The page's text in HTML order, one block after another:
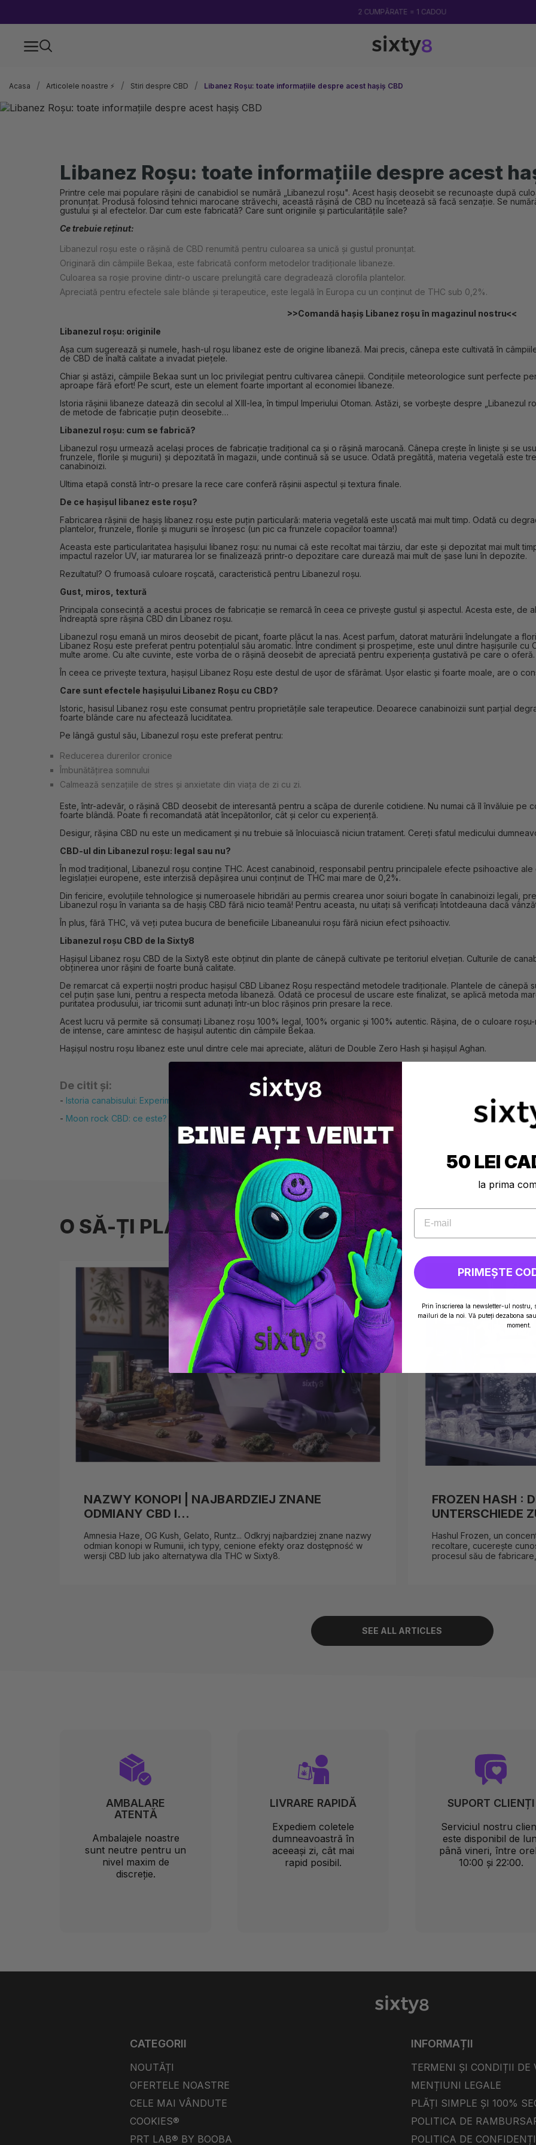
2 CUMPĂRATE = 1 CADOU
Acasa Articolele noastre ⚡ Stiri despre CBD Libanez Roșu: toate informațiile despre acest hașiș CBD
Libanez Roșu: toate informațiile despre acest
Printre cele mai populare rășini de canabidiol se numără „Libanezul roșu". Acest hașiș deosebit se recunoaște după
pronunțat. Produsă folosind tehnici marocane străvechi, această rășină de CBD nu încetează să facă senzație. Se
gustului și al efectelor. Dar cum este fabricată? Care sunt originile și particularitățile sale?
Ce trebuie reținut:
Libanezul roșu este o rășină de CBD renumită pentru culoarea sa unică și gustul pronunțat.
Originară din câmpiile Bekaa, este fabricată conform metodelor tradiționale libaneze.
Culoarea sa roșie provine dintr-o uscare prelungită care degradează clorofila plantelor.
Apreciată pentru efectele sale blânde și terapeutice, este legală în Europa cu un conținut de THC sub 0,2%.
>>Comandă hașiș Libanez roșu în magazinul nostru<<
Libanezul roșu: originile
Așa cum sugerează și numele, hash-ul roșu libanez este de origine libaneză. Mai precis, cânepa este cultivată în
de CBD de înaltă calitate a invadat piețele.
Chiar și astăzi, câmpiile Bekaa sunt un loc privilegiat pentru cultivarea cânepii. Condițiile meteorologice sunt perfecte
aproape fără efort! Pe scurt, este un element foarte important al economiei libaneze.
Istoria rășinii libaneze datează din secolul al XIII-lea, în timpul Imperiului Otoman. Astăzi, se vorbește despre „Libanezul
de metode de fabricație puțin deosebite…
Libanezul roșu: cum se fabrică?
Libanezul roșu urmează același proces de fabricație tradițional ca și o rășină marocană. Cânepa crește în liniște și se
frunzele, florile și mugurii) și depozitată în magazii, unde continuă să se usuce. Odată pregătită, materia vegetală este
canabinoizi.
Ultima etapă constă într-o presare la rece care conferă rășinii aspectul și textura finale.
De ce hașișul libanez este roșu?
Fabricarea rășinii de hașiș libanez roșu este puțin particulară: materia vegetală este uscată mai mult timp. Odată cu
plantelor, frunzele, florile și mugurii se înroșesc (un pic ca frunzele copacilor toamna!)
Aceasta este particularitatea hașișului libanez roșu: nu numai că este recoltat mai târziu, dar este și depozitat mai mult
impactul razelor UV, iar maturarea lor se finalizează printr-o depozitare care durează mai mult de șase luni în depozite.
Rezultatul? O frumoasă culoare roșcată, caracteristică pentru Libanezul roșu.
Gust, miros, textură
Principala consecință a acestui proces de fabricație se remarcă în ceea ce privește gustul și aspectul. Acesta este, de
îndreaptă spre rășina CBD din Libanez roșu.
Libanezul roșu emană un miros deosebit de picant, foarte plăcut la nas. Acest parfum, datorat maturării îndelungate a
Libanez Roșu este preferat pentru potențialul său aromatic. Între condiment și prospețime, este unul dintre hașișurile cu
multe arome. Cu alte cuvinte, este vorba de o rășină deosebit de apreciată pentru experiența gustativă pe care o oferă.
În ceea ce privește textura, hașișul Libanez Roșu este destul de ușor de sfărâmat. Ușor elastic și foarte moale, are o
Care sunt efectele hașișului Libanez Roșu cu CBD?
Istoric, hasisul Libanez roșu este consumat pentru proprietățile sale terapeutice. Deoarece canabinoizii sunt parțial
foarte blânde care nu afectează luciditatea.
Pe lângă gustul său, Libanezul roșu este preferat pentru:
Reducerea durerilor cronice
Îmbunătățirea somnului
Calmează senzațiile de stres și anxietate din viața de zi cu zi.
Este, într-adevăr, o rășină CBD deosebit de interesantă pentru a scăpa de durerile cotidiene. Nu numai că îl învăluie pe
foarte blândă. Poate fi recomandată atât începătorilor, cât și celor cu experiență.
Desigur, rășina CBD nu este un medicament și nu trebuie să înlocuiască niciun tratament. Cereți sfatul medicului
CBD-ul din Libanezul roșu: legal sau nu?
În mod tradițional, Libanezul roșu conține THC. Acest canabinoid, responsabil pentru principalele efecte psihoactive
legislației europene, este interzisă depășirea unui conținut de THC mai mare de 0,2%.
Din fericire, evoluțiile tehnologice și numeroasele hibridări au permis crearea unor soiuri bogate în canabinoizi legali,
Libanezul roșu în varianta sa de hașiș CBD fără nicio teamă! Pentru aceasta, nu uitați să verificați întotdeauna dacă
În plus, fără THC, vă veți putea bucura de beneficiile Libaneanului roșu fără niciun efect psihoactiv.
Libanezul roșu CBD de la Sixty8
Hașișul Libanez roșu CBD de la Sixty8 este obținut din plante de cânepă cultivate pe teritoriul elvețian. Culturile de
obținerea unor rășini de foarte bună calitate.
De remarcat că experții noștri produc hașișul CBD Libanez Roșu respectând metodele tradiționale. Plantele de cânepă
cel puțin șase luni, pentru a respecta metoda libaneză. Odată ce procesul de uscare este finalizat, se aplică metoda
puritatea produsului, iar tricomii sunt adunați într-un bloc rășinos prin presare la rece.
Acest lucru vă permite să consumați Libanez roșu 100% legal, 100% organic și 100% autentic. Rășina, de o culoare
de intense, care amintesc de hașișul autentic din câmpiile Bekaa.
Hașișul nostru roșu libanez este unul dintre cele mai apreciate, alături de Double Zero Hash și hașișul Aghan.
De citit și:
- Istoria canabisului: Experimentele cu hașișul
- Moon rock CBD: ce este?
O SĂ-ȚI PLACĂ ȘI ⚡
NAZWY KONOPI | NAJBARDZIEJ ZNANE
ODMIANY CBD I...
Amnesia Haze, OG Kush, Gelato, Runtz... Odkryj najbardziej znane nazwy
odmian konopi w Rumunii, ich typy, cenione efekty oraz dostępność w
wersji CBD lub jako alternatywa dla THC w Sixty8.
FROZEN HASH :
UNTERSCHIEDE
Hashul Frozen, un
recoltare, cucerește
procesul său de
SEE ALL ARTICLES
AMBALARE
ATENTĂ
Ambalajele noastre
sunt neutre pentru un
nivel maxim de
discreție.
LIVRARE RAPIDĂ
Expediem coletele
dumneavoastră în
aceeași zi, cât mai
rapid posibil.
SUPORT CLIENȚI
Serviciul nostru
este disponibil de
până vineri, între
10:00 și 22:00.
CATEGORII
NOUTĂȚI
OFERTELE NOASTRE
CELE MAI VÂNDUTE
COOKIES®
PRT LAB® BY BOOBA
INFORMAȚII
TERMENI ȘI CONDIȚII DE
MENȚIUNI LEGALE
PLĂȚI SIMPLE ȘI 100%
POLITICA DE
POLITICA DE
50 LEI
la prima
PRIMEȘTE
Prin înscrierea la newsletter-ul nostru,
mailuri de la noi. Vă puteți dezabona
moment.